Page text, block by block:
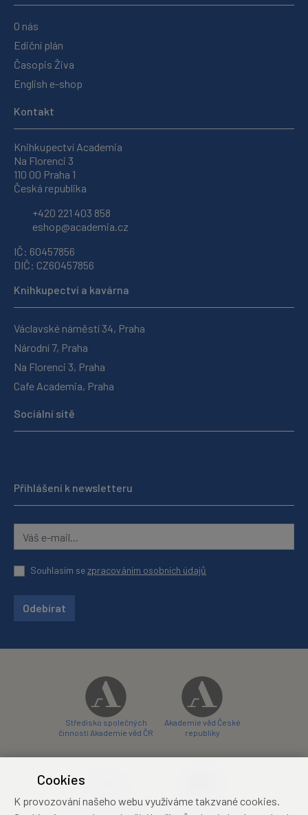
O nás
Ediční plán
Časopis Živa
English e-shop
Kontakt
Knihkupectví Academia
Na Florenci 3
110 00 Praha 1
Česká republika
+420 221 403 858
eshop@academia.cz
IČ: 60457856
DIČ: CZ60457856
Knihkupectví a kavárna
Václavské náměstí 34, Praha
Národní 7, Praha
Na Florenci 3, Praha
Cafe Academia, Praha
Sociální sítě
Přihlášení k newsletteru
Souhlasím sezpracováním osobních údajů
Odebírat
Středisko společných
činností Akademie věd ČR
Akademie věd České
republiky
Zámecký hotel Třešť
Cookies
K provozování našeho webu využíváme takzvané cookies.